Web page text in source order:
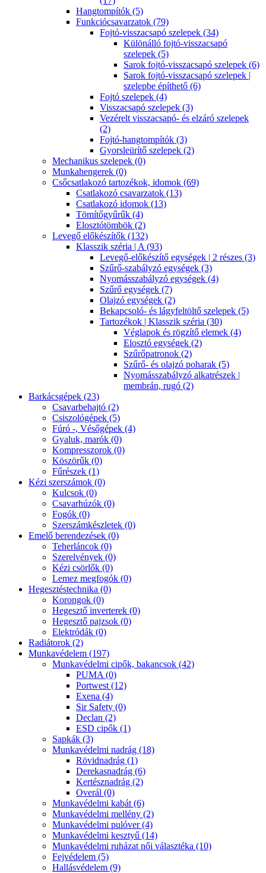
Hangtompítók (5)
Funkciócsavarzatok (79)
Fojtó-visszacsapó szelepek (34)
Különálló fojtó-visszacsapó
szelepek (5)
Sarok fojtó-visszacsapó szelepek (6)
Sarok fojtó-visszacsapó szelepek |
szelepbe építhető (6)
Fojtó szelepek (4)
Visszacsapó szelepek (3)
Vezérelt visszacsapó- és elzáró szelepek
(2)
Fojtó-hangtompítók (3)
Gyorsleürítő szelepek (2)
Mechanikus szelepek (0)
Munkahengerek (0)
Csőcsatlakozó tartozékok, idomok (69)
Csatlakozó csavarzatok (13)
Csatlakozó idomok (13)
Tömítőgyűrűk (4)
Elosztótömbök (2)
Levegő előkészítők (132)
Klasszik széria | A (93)
Levegő-előkészítő egységek | 2 részes (3)
Szűrő-szabályzó egységek (3)
Nyomásszabályzó egységek (4)
Szűrő egységek (7)
Olajzó egységek (2)
Bekapcsoló- és lágyfeltöltő szelepek (5)
Tartozékok | Klasszik széria (30)
Véglapok és rögzítő elemek (4)
Elosztó egységek (2)
Szűrőpatronok (2)
Szűrő- és olajzó poharak (5)
Nyomásszabályzó alkatrészek |
membrán, rugó (2)
Barkácsgépek (23)
Csavarbehajtó (2)
Csiszológépek (5)
Fúró -, Vésőgépek (4)
Gyaluk, marók (0)
Kompresszorok (0)
Köszörűk (0)
Fűrészek (1)
Kézi szerszámok (0)
Kulcsok (0)
Csavarhúzók (0)
Fogók (0)
Szerszámkészletek (0)
Emelő berendezések (0)
Teherláncok (0)
Szerelvények (0)
Kézi csörlők (0)
Lemez megfogók (0)
Hegesztéstechnika (0)
Korongok (0)
Hegesztő inverterek (0)
Hegesztő pajzsok (0)
Elektródák (0)
Radiátorok (2)
Munkavédelem (197)
Munkavédelmi cipők, bakancsok (42)
PUMA (0)
Portwest (12)
Exena (4)
Sir Safety (0)
Declan (2)
ESD cipők (1)
Sapkák (3)
Munkavédelmi nadrág (18)
Rövidnadrág (1)
Derekasnadrág (6)
Kertésznadrág (2)
Overál (0)
Munkavédelmi kabát (6)
Munkavédelmi mellény (2)
Munkavédelmi pulóver (4)
Munkavédelmi kesztyű (14)
Munkavédelmi ruházat női választéka (10)
Fejvédelem (5)
Hallásvédelem (9)